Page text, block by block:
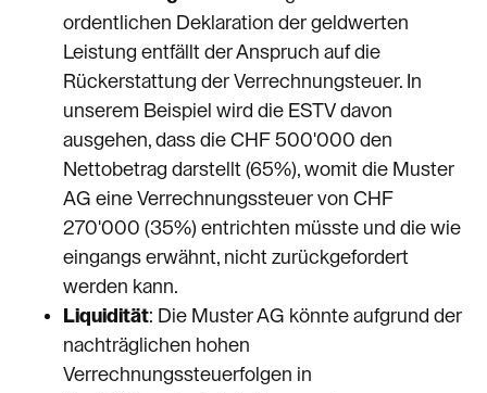
ordentlichen Deklaration der geldwerten
Leistung entfällt der Anspruch auf die
Rückerstattung der Verrechnungsteuer. In
unserem Beispiel wird die ESTV davon
ausgehen, dass die CHF 500'000 den
Nettobetrag darstellt (65%), womit die Muster
AG eine Verrechnungssteuer von CHF
270'000 (35%) entrichten müsste und die wie
eingangs erwähnt, nicht zurückgefordert
werden kann.
Liquidität: Die Muster AG könnte aufgrund der
nachträglichen hohen
Verrechnungssteuerfolgen in